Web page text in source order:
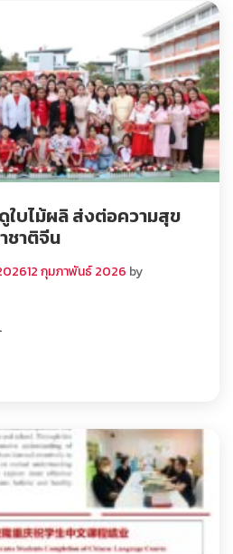
ใบไม้ผลิ ส่งต่อความสุข
ชาติจีน
12 กุมภาพันธ์ 2026 by